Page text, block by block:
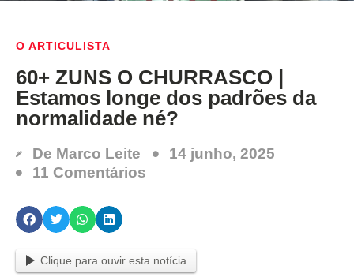
O ARTICULISTA
60+ ZUNS O CHURRASCO |
Estamos longe dos padrões da
normalidade né?
De Marco Leite
14 junho, 2025
11 Comentários
Clique para ouvir esta notícia